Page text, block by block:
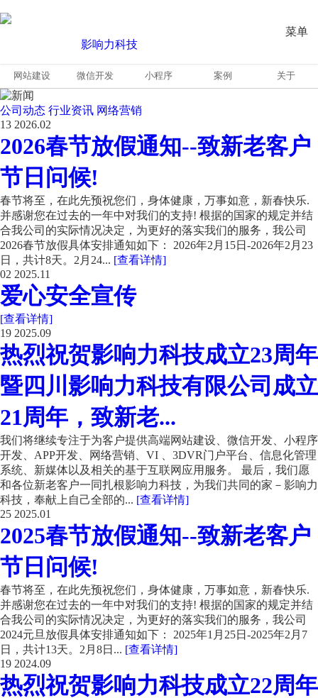
菜单
网站建设 微信开发 小程序 案例 关于
公司动态 行业资讯 网络营销
13 2026.02
2026春节放假通知--致新老客户
节日问候!
春节将至，在此先预祝您们，身体健康，万事如意，新春快乐.
并感谢您在过去的一年中对我们的支持! 根据的国家的规定并结
合我公司的实际情况决定，为更好的落实我们的服务，我公司
2026春节放假具体安排通知如下： 2026年2月15日-2026年2月23
日，共计8天。2月24... [查看详情]
02 2025.11
爱心安全宣传
[查看详情]
19 2025.09
热烈祝贺影响力科技成立23周年
暨四川影响力科技有限公司成立
21周年，致新老...
我们将继续专注于为客户提供高端网站建设、微信开发、小程序
开发、APP开发、网络营销、VI 、3DVR门户平台、信息化管理
系统、新媒体以及相关的基于互联网应用服务。 最后，我们愿
和各位新老客户一同扎根影响力科技，为我们共同的家－影响力
科技，奉献上自己全部的... [查看详情]
25 2025.01
2025春节放假通知--致新老客户
节日问候!
春节将至，在此先预祝您们，身体健康，万事如意，新春快乐.
并感谢您在过去的一年中对我们的支持! 根据的国家的规定并结
合我公司的实际情况决定，为更好的落实我们的服务，我公司
2024元旦放假具体安排通知如下： 2025年1月25日-2025年2月7
日，共计13天。2月8日... [查看详情]
19 2024.09
热烈祝贺影响力科技成立22周年